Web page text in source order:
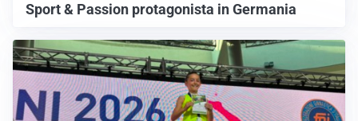
Sport & Passion protagonista in Germania